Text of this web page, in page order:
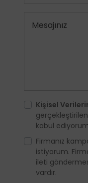
Mesajınız
Kişisel
kabul
Firmanız
istiyorum.
ileti
vardır.